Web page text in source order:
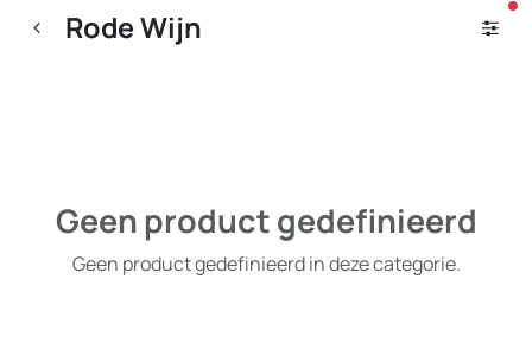
Rode Wijn
Geen product gedefinieerd
Geen product gedefinieerd in deze categorie.